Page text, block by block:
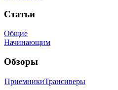
Статьи
Общие
Начинающим
Обзоры
ПриемникиТрансиверы